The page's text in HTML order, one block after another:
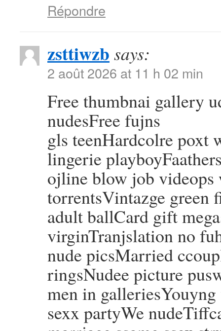
Répondre
zsttiwzb says:
2 août 2026 at 11 h 02 min
Free thumbnai gallery
nudesFree fujns
gls teenHardcolre poxt
lingerie
ojline blow job
torrentsVintazge green
adult ballCard gift
virginTranjslation no
nude picsMarried
ringsNudee picture
men in
sexx partyWe